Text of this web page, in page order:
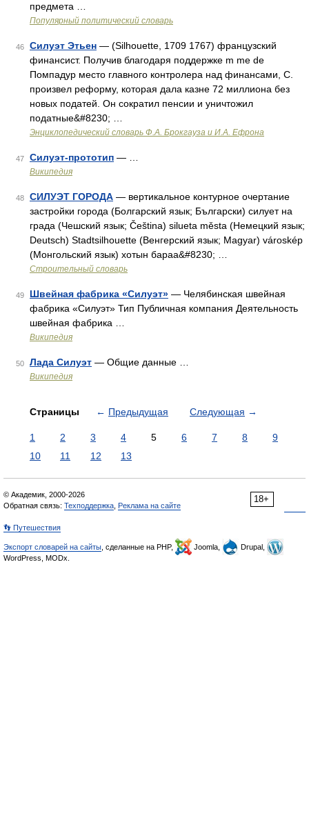
предмета …
Популярный политический словарь
46 Силуэт Этьен — (Silhouette, 1709 1767) французский
финансист. Получив благодаря поддержке m me de
Помпадур место главного контролера над финансами, С.
произвел реформу, которая дала казне 72 миллиона без
новых податей. Он сократил пенсии и уничтожил
податные&#8230; …
Энциклопедический словарь Ф.А. Брокгауза и И.А. Ефрона
47 Силуэт-прототип — …
Википедия
48 СИЛУЭТ ГОРОДА — вертикальное контурное очертание
застройки города (Болгарский язык; Български) силует на
града (Чешский язык; Čeština) silueta města (Немецкий язык;
Deutsch) Stadtsilhouette (Венгерский язык; Magyar) városkép
(Монгольский язык) хотын бараа&#8230; …
Строительный словарь
49 Швейная фабрика «Силуэт» — Челябинская швейная
фабрика «Силуэт» Тип Публичная компания Деятельность
швейная фабрика …
Википедия
50 Лада Силуэт — Общие данные …
Википедия
Страницы ← Предыдущая Следующая →
1 2 3 4 5 6 7 8
9
10
11 12 13
18+
© Академик, 2000-2026
Обратная связь: Техподдержка Реклама на сайте
👣 Путешествия
Экспорт словарей на сайты , сделанные на PHP, Joomla,
Drupal,
WordPress, MODx.